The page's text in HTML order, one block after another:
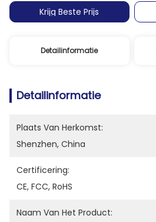
Krijg Beste Prijs
Detailinformatie
Detailinformatie
Plaats Van Herkomst:
Shenzhen, China
Certificering:
CE, FCC, RoHS
Naam Van Het Product: